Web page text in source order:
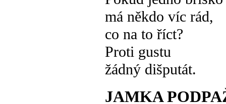
má někdo víc rád,
co na to říct?
Proti gustu
žádný dišputát.
JAMKA